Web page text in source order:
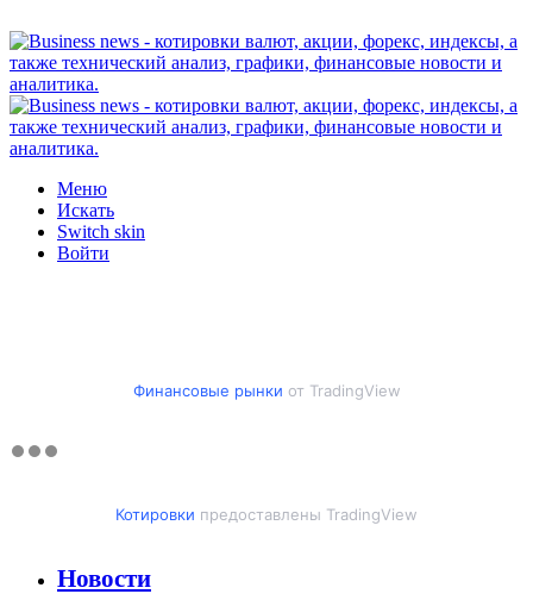
Меню
Искать
Switch skin
Войти
Финансовые рынки от TradingView
Котировки предоставлены TradingView
Новости